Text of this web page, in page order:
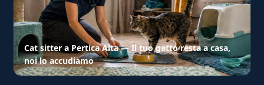
Cat sitter a Pertica Alta — Il tuo gatto resta a casa,
noi lo accudiamo